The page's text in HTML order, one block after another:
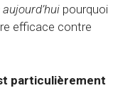
pourquoi
efficace contre
particulièrement